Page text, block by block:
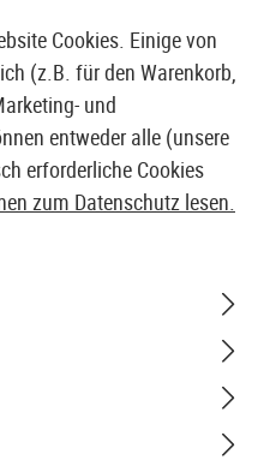
& GROßHÄNDLER
Latch Ver.
Cookies. Einige von
(z.B. für den Warenkorb,
und
entweder alle (unsere
erforderliche Cookies
zum Datenschutz lesen.